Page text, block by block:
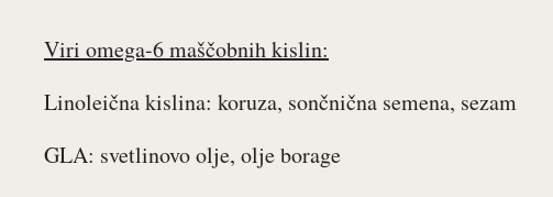
Viri omega-6 maščobnih kislin:
Linoleična kislina: koruza, sončnična semena, sezam
GLA: svetlinovo olje, olje borage